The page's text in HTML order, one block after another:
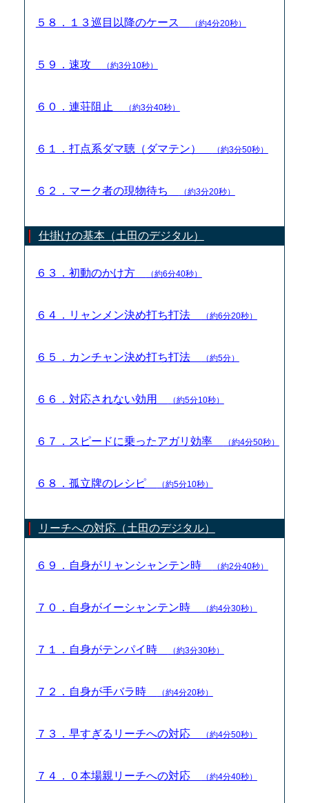
５８．１３巡目以降のケース （約4分20秒）
５９．速攻 （約3分10秒）
６０．連荘阻止 （約3分40秒）
６１．打点系ダマ聴（ダマテン） （約3分50秒）
６２．マーク者の現物待ち （約3分20秒）
仕掛けの基本（土田のデジタル）
６３．初動のかけ方 （約6分40秒）
６４．リャンメン決め打ち打法 （約6分20秒）
６５．カンチャン決め打ち打法 （約5分）
６６．対応されない効用 （約5分10秒）
６７．スピードに乗ったアガリ効率 （約4分50秒）
６８．孤立牌のレシピ （約5分10秒）
リーチへの対応（土田のデジタル）
６９．自身がリャンシャンテン時 （約2分40秒）
７０．自身がイーシャンテン時 （約4分30秒）
７１．自身がテンパイ時 （約3分30秒）
７２．自身が手バラ時 （約4分20秒）
７３．早すぎるリーチへの対応 （約4分50秒）
７４．０本場親リーチへの対応 （約4分40秒）